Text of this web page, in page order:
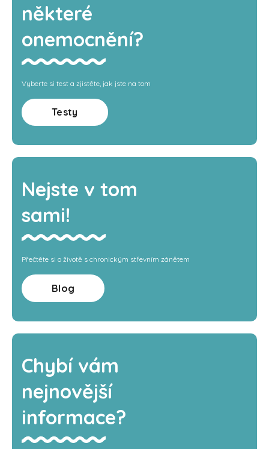
některé
onemocnění?
Vyberte si test a zjistěte, jak jste na tom
Testy
Nejste v tom
sami!
Přečtěte si o životě s chronickým střevním zánětem
Blog
Chybí vám
nejnovější
informace?